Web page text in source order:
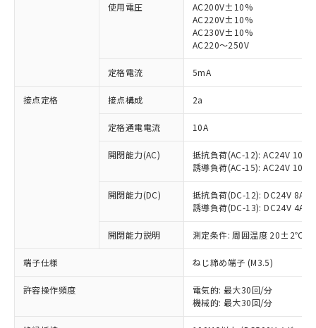
使用電圧
AC200V±10%
AC220V±10%
AC230V±10%
AC220～250V
定格電流 5mA
接点定格 接点構成 2a
定格通電電流 10A
開閉能力(AC)
抵抗負荷(AC-12): AC24V 10A/
誘導負荷(AC-15): AC24V
開閉能力(DC)
抵抗負荷(DC-12): DC24V 8A/
誘導負荷(DC-13): DC24V 4A/
開閉能力説明 測定条件: 周囲温度 20±2℃、
端子仕様 ねじ締め端子 (M3.5)
許容操作頻度
電気的: 最大30回/分
機械的: 最大30回/分
ご利用条件
以下の条件をお読みいただき、同意のうえ
ご利用ください。
本サービスは、当社制御機器事業取扱
商品の当社在庫状況および標準価格
(税抜)を提供させていただくもので
当社制御機器事業取扱商品の中には、
ことをご了承ください。
在庫状況および標準価格照会結果は、
記載している更新日時点での社内デー
タに基づき作成されるものであり、閲
※1 対応状況
対応済み：EU RoHS指令（10物質）の
非含有に対応した製品が提供可能な商品で
対応予定：EU RoHS指令（10物質）の非含
有に対応した製品に切り替える予定のある
対応予定なし：EU RoHS指令（10物質）の
非含有に非対応の商品で、対応品を出す予
定はありません。
調査・確認中：EU RoHS指令（10物質）の
非含有の対応状況を調査中または確認中の
非該当品：ライセンス料など無形物で、有
害物質有無と関係のない商品です。
仕入先様の事情により、非含有部品として
いたものが、含有品と判明した場合などや
むを得ず変更することがあります。
鉛(Pb) 1000ppm以下、 水銀(Hg) 1000ppm以下、 カド
※1 中国RoHS○×表
「○」：最大均質材料含有率が中国RoHSの
基準値以下であることを示します。
「×」：最大均質材料含有率が中国RoHSの
基準値を超えていることを示します。
「－」：未確認です。当社販売部門へお問
い合わせください。
*中国RoHS10物質の基準値 (GB/T26572)：
当社は、これら貴社製品のうち、外国
為替および外国貿易法に定める商品
（以下｢規制貨物等」という）を輸出
または国外への提供する場合は、日本
国政府の輸出許可(または役務取引許